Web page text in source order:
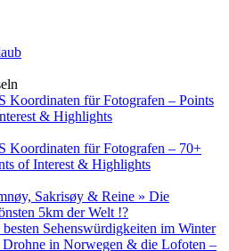
Koordinaten für Fotografen – Points
& Highlights
Koordinaten für Fotografen – 70+
of Interest & Highlights
Sakrisøy & Reine » Die
5km der Welt !?
Sehenswürdigkeiten im Winter
in Norwegen & die Lofoten –